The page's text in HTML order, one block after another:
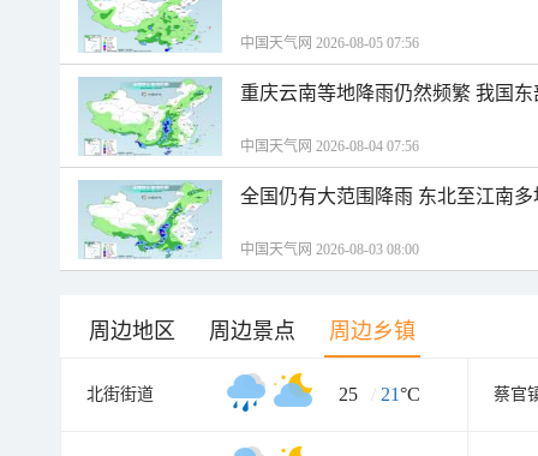
中国天气网 2026-08-05 07:56
重庆云南等地降雨仍然频繁 我国
中国天气网 2026-08-04 07:56
全国仍有大范围降雨 东北至江南
中国天气网 2026-08-03 08:00
周边地区 周边景点 周边乡镇
北街街道 25 / 21°C 蔡官